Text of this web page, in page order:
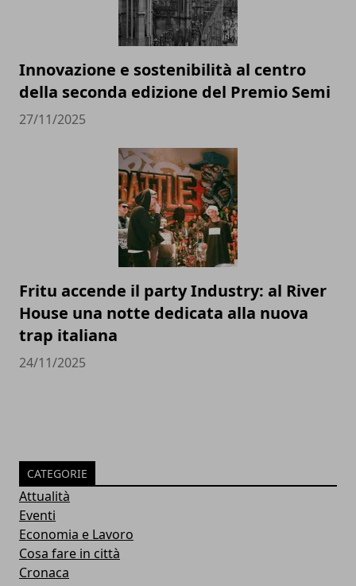
Innovazione e sostenibilità al centro
della seconda edizione del Premio Semi
27/11/2025
Fritu accende il party Industry: al River
House una notte dedicata alla nuova
trap italiana
24/11/2025
CATEGORIE
Attualità
Eventi
Economia e Lavoro
Cosa fare in città
Cronaca